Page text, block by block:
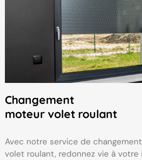
Changement
moteur volet roulant
Avec notre service de
volet roulant, redonnez vie à votre